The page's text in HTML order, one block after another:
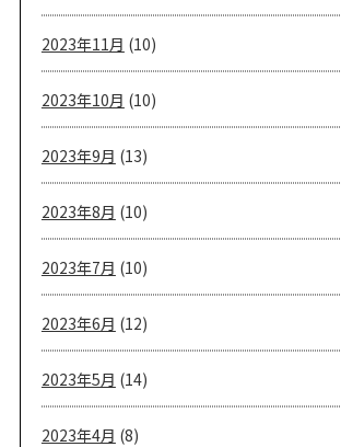
2023年11月 (10)
2023年10月 (10)
2023年9月 (13)
2023年8月 (10)
2023年7月 (10)
2023年6月 (12)
2023年5月 (14)
2023年4月 (8)